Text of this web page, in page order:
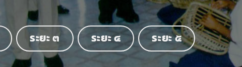
ระยะ ๓ ระยะ ๔ ระยะ ๕